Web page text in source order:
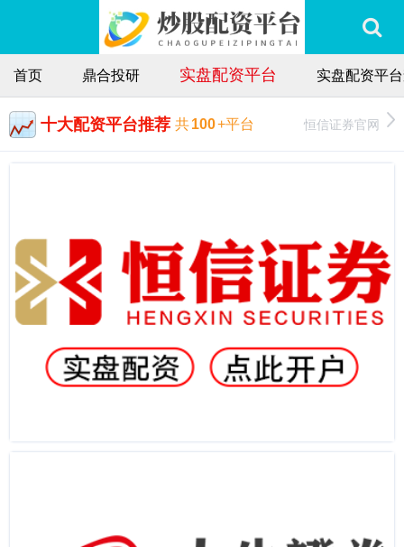
首页 鼎合投研 实盘配资平台 实盘配资平
十大配资平台推荐 共100+平台 恒信证券官网